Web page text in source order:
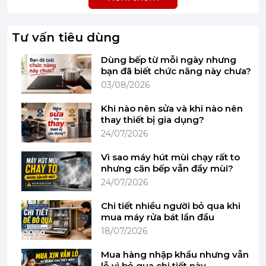
Công nghệ No Frost
Với công nghệ không đóng tuyết (No Frost) được
thiết kế trên tủ lạnh Bosch sẽ giúp cho khí lạnh
luôn được lưu thông liên tục và lan tỏa đều khắp
tủ. Từ đó, giúp tủ không bị đóng tuyết và có các
quản tốt hơn, tươi ngon trong một thời gian dài mà
không bị đóng tuyết bên ngoài, ôi thiu hay dính
vào nhau.
Tư vấn tiêu dùng
Dùng bếp từ mỗi ngày nhưng
bạn đã biết chức năng này chưa?
03/08/2026
Khi nào nên sửa và khi nào nên
thay thiết bị gia dụng?
24/07/2026
Vì sao máy hút mùi chạy rất to
nhưng căn bếp vẫn đầy mùi?
24/07/2026
Chi tiết nhiều người bỏ qua khi
mua máy rửa bát lần đầu
18/07/2026
Mua hàng nhập khẩu nhưng vẫn